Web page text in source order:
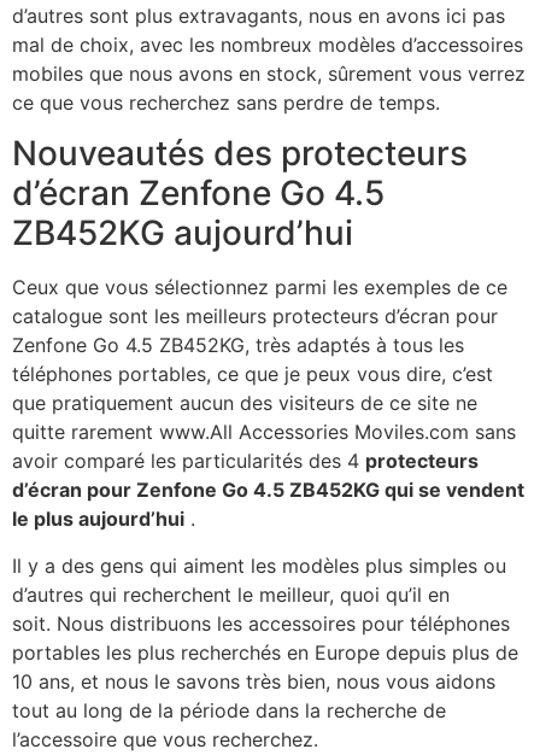
d’autres sont plus extravagants, nous en avons ici pas
mal de choix, avec les nombreux modèles d’accessoires
mobiles que nous avons en stock, sûrement vous verrez
ce que vous recherchez sans perdre de temps.
Nouveautés des protecteurs
d’écran Zenfone Go 4.5
ZB452KG aujourd’hui
Ceux que vous sélectionnez parmi les exemples de ce
catalogue sont les meilleurs protecteurs d’écran pour
Zenfone Go 4.5 ZB452KG, très adaptés à tous les
téléphones portables, ce que je peux vous dire, c’est
que pratiquement aucun des visiteurs de ce site ne
quitte rarement www.All Accessories Moviles.com sans
avoir comparé les particularités des 4 protecteurs
d’écran pour Zenfone Go 4.5 ZB452KG qui se vendent
le plus aujourd’hui .
Il y a des gens qui aiment les modèles plus simples ou
d’autres qui recherchent le meilleur, quoi qu’il en
soit. Nous distribuons les accessoires pour téléphones
portables les plus recherchés en Europe depuis plus de
10 ans, et nous le savons très bien, nous vous aidons
tout au long de la période dans la recherche de
l’accessoire que vous recherchez.